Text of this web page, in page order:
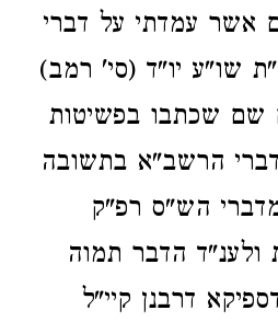
אשר עמדתי על דברי
שו"ע יו"ד (סי' רמב)
שם שכתבו בפשיטות
הרשב"א בתשובה
הש"ס רפ"ק
ולענ"ד הדבר תמוה
דרבנן קיי"ל